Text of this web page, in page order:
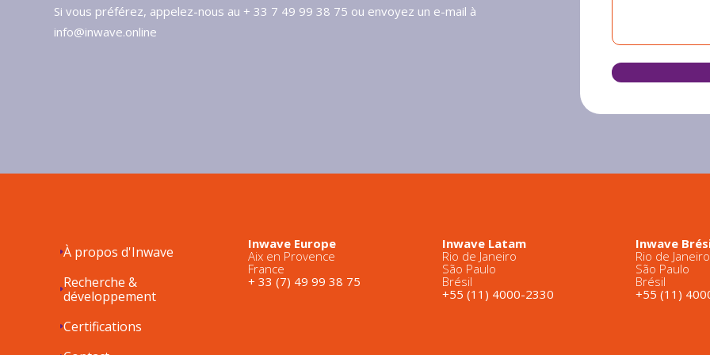
Si vous préférez, appelez-nous au + 33 7 49 99 38 75 ou envoyez un e-mail à
info@inwave.online
À propos d'Inwave
Recherche &
développement
Certifications
Inwave Europe
Aix en Provence
France
+ 33 (7) 49 99 38 75
Inwave Latam
Rio de Janeiro
São Paulo
Brésil
+55 (11) 4000-2330
Inwave
Rio de Janeiro
São Paulo
Brésil
+55 (11)